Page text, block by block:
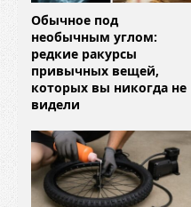
Обычное под
необычным углом:
редкие ракурсы
привычных вещей,
которых вы никогда не
видели